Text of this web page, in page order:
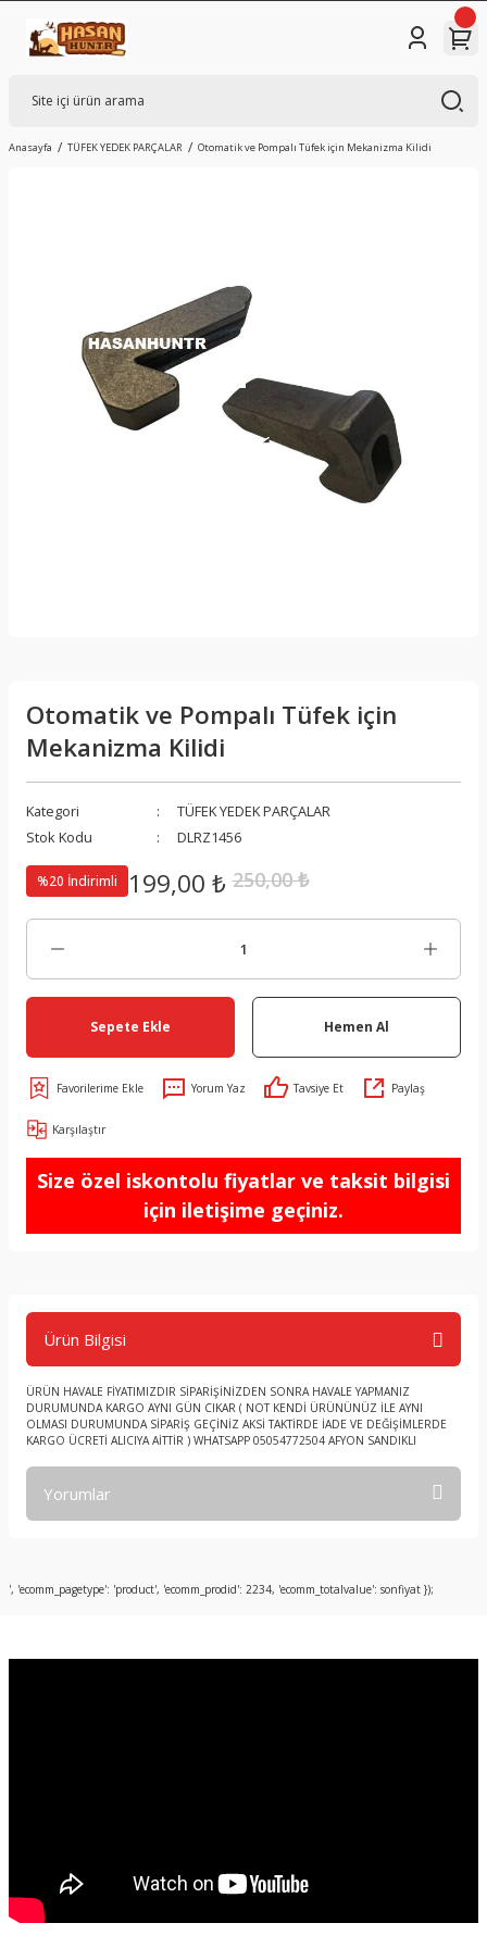
Anasayfa TÜFEK YEDEK PARÇALAR Otomatik ve Pompalı Tüfek için Mekanizma Kilidi
Otomatik ve Pompalı Tüfek için
Mekanizma Kilidi
Kategori
TÜFEK YEDEK PARÇALAR
Stok Kodu
DLRZ1456
%20 İndirimli 199,00 ₺ 250,00 ₺
Sepete Ekle Hemen Al
Yorum Yaz Tavsiye Et Paylaş
Karşılaştır
Size özel iskontolu fiyatlar ve taksit bilgisi
için iletişime geçiniz.
Ürün Bilgisi
ÜRÜN HAVALE FİYATIMIZDIR SİPARİŞİNİZDEN SONRA HAVALE YAPMANIZ
DURUMUNDA KARGO AYNI GÜN CIKAR ( NOT KENDİ ÜRÜNÜNÜZ İLE AYNI
OLMASI DURUMUNDA SİPARİŞ GEÇİNİZ AKSİ TAKTİRDE İADE VE DEĞİŞİMLERDE
KARGO ÜCRETİ ALICIYA AİTTİR ) WHATSAPP 05054772504 AFYON SANDIKLI
Yorumlar
Bu ürüne ilk yorumu siz yapın!
', 'ecomm_pagetype': 'product', 'ecomm_prodid': 2234, 'ecomm_totalvalue': sonfiyat });